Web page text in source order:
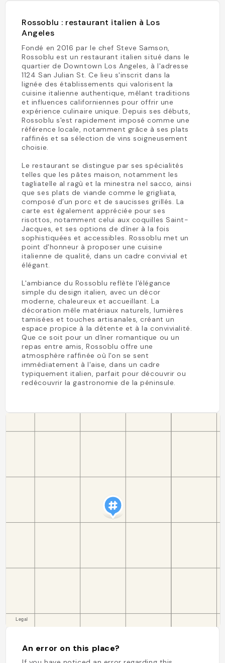
Rossoblu : restaurant italien à Los
Angeles
Fondé en 2016 par le chef Steve Samson,
Rossoblu est un restaurant italien situé dans le
quartier de Downtown Los Angeles, à l'adresse
1124 San Julian St. Ce lieu s'inscrit dans la
lignée des établissements qui valorisent la
cuisine italienne authentique, mêlant traditions
et influences californiennes pour offrir une
expérience culinaire unique. Depuis ses débuts,
Rossoblu s'est rapidement imposé comme une
référence locale, notamment grâce à ses plats
raffinés et sa sélection de vins soigneusement
choisie.
Le restaurant se distingue par ses spécialités
telles que les pâtes maison, notamment les
tagliatelle al ragù et la minestra nel sacco, ainsi
que ses plats de viande comme le grigliata,
composé d’un porc et de saucisses grillés. La
carte est également appréciée pour ses
risottos, notamment celui aux coquilles Saint-
Jacques, et ses options de dîner à la fois
sophistiquées et accessibles. Rossoblu met un
point d'honneur à proposer une cuisine
italienne de qualité, dans un cadre convivial et
élégant.
L'ambiance du Rossoblu reflète l'élégance
simple du design italien, avec un décor
moderne, chaleureux et accueillant. La
décoration mêle matériaux naturels, lumières
tamisées et touches artisanales, créant un
espace propice à la détente et à la convivialité.
Que ce soit pour un dîner romantique ou un
repas entre amis, Rossoblu offre une
atmosphère raffinée où l'on se sent
immédiatement à l'aise, dans un cadre
typiquement italien, parfait pour découvrir ou
redécouvrir la gastronomie de la péninsule.
An error on this place?